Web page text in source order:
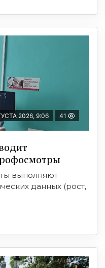
2026, 9:06 41
выполняют
данных (рост,